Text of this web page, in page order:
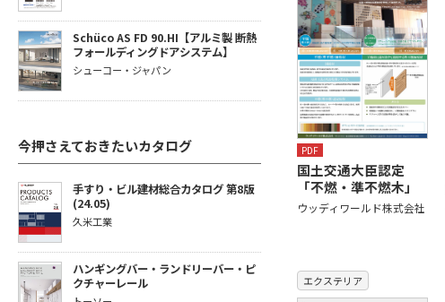
Schüco AS FD 90.HI【アルミ製 断熱
フォールディングドアシステム】
シューコー・ジャパン
今押さえておきたいカタログ
手すり・ビル建材総合カタログ 第8版
(24.05)
久米工業
ハンギングバー・ランドリーバー・ピ
クチャーレール
PDF
国土交通大臣認定
「不燃・準不燃木」
ウッディワールド株式会社
エクステリア